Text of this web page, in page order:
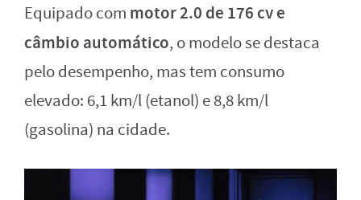
Equipado com motor 2.0 de 176 cv e
câmbio automático, o modelo se destaca
pelo desempenho, mas tem consumo
elevado: 6,1 km/l (etanol) e 8,8 km/l
(gasolina) na cidade.